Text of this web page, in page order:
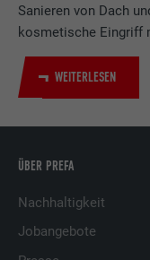
Sanieren von Dach
kosmetische Eingriff
WEITERLESEN
ÜBER PREFA
Nachhaltigkeit
Jobangebote
Anbieter
Laufzeit
Name